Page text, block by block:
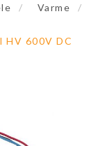
/ Varme /
600V DC